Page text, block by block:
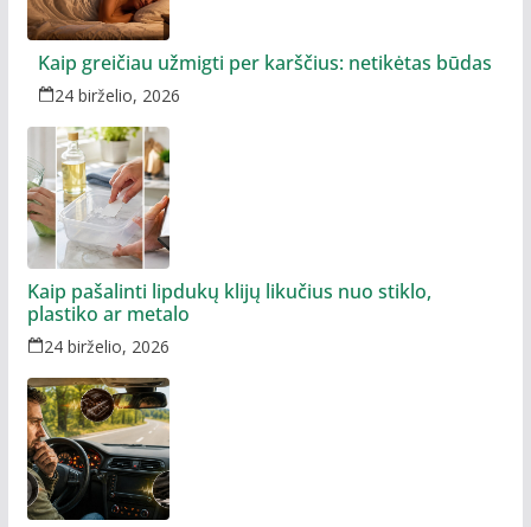
Kaip greičiau užmigti per karščius: netikėtas būdas
24 birželio, 2026
Kaip pašalinti lipdukų klijų likučius nuo stiklo,
plastiko ar metalo
24 birželio, 2026